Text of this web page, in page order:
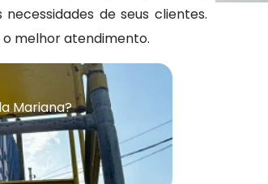
de seus clientes.
o melhor atendimento.
Mariana?